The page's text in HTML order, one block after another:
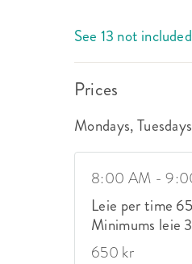
See 13 not
Prices
Mondays,
8:00 AM -
Leie per time
Minimums leie
650 kr